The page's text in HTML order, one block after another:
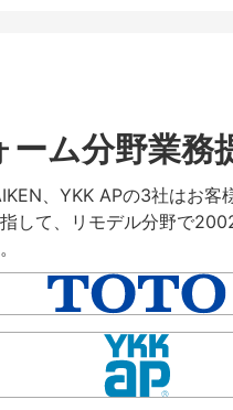
ーム分野業務
、YKK APの3社はお客
して、リモデル分野で